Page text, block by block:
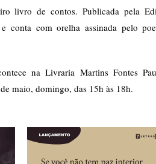
livro de contos. Publicada pela
conta com orelha assinada pelo
na Livraria Martins Fontes
maio, domingo, das 15h às 18h.